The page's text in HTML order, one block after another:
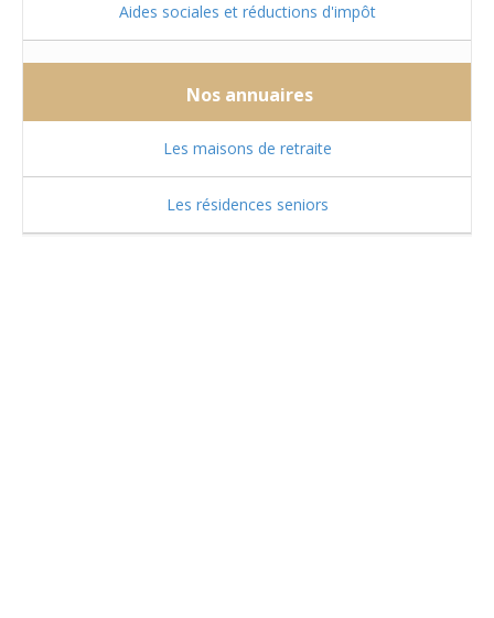
Aides sociales et réductions d'impôt
Nos annuaires
Les maisons de retraite
Les résidences seniors